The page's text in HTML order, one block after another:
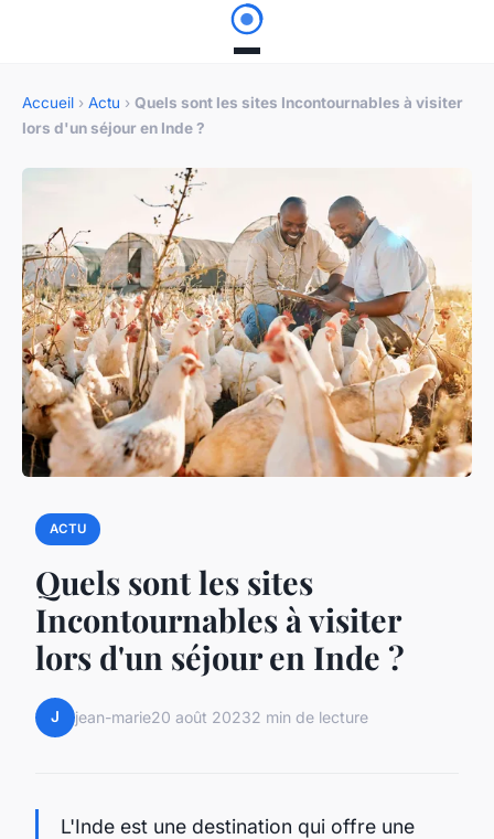
Accueil › Actu › Quels sont les sites Incontournables à visiter
lors d'un séjour en Inde ?
ACTU
Quels sont les sites
Incontournables à visiter
lors d'un séjour en Inde ?
J jean-marie20 août 20232 min de lecture
L'Inde est une destination qui offre une